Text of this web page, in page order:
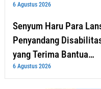
6 Agustus 2026
Senyum Haru Para
Penyandang
yang Terima Bantua…
6 Agustus 2026